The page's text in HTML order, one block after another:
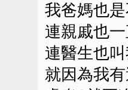
我爸媽也
連親戚也
連醫生也
就因為我